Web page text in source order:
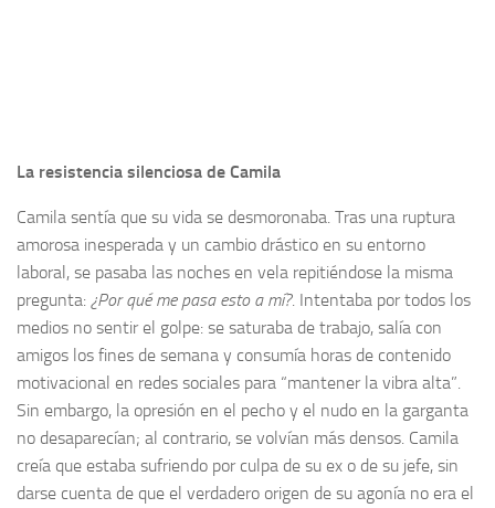
La resistencia silenciosa de Camila
Camila sentía que su vida se desmoronaba. Tras una ruptura
amorosa inesperada y un cambio drástico en su entorno
laboral, se pasaba las noches en vela repitiéndose la misma
pregunta: ¿Por qué me pasa esto a mí?. Intentaba por todos los
medios no sentir el golpe: se saturaba de trabajo, salía con
amigos los fines de semana y consumía horas de contenido
motivacional en redes sociales para “mantener la vibra alta”.
Sin embargo, la opresión en el pecho y el nudo en la garganta
no desaparecían; al contrario, se volvían más densos. Camila
creía que estaba sufriendo por culpa de su ex o de su jefe, sin
darse cuenta de que el verdadero origen de su agonía no era el